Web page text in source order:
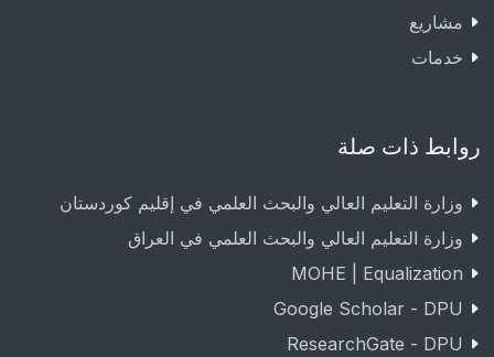
مشاريع
خدمات
روابط ذات صلة
وزارة التعليم العالي والبحث العلمي في إقليم كوردستان
وزارة التعليم العالي والبحث العلمي في العراق
MOHE | Equalization
Google Scholar - DPU
ResearchGate - DPU